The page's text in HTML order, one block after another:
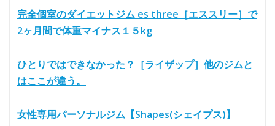
完全個室のダイエットジム es three［エススリー］で
2ヶ月間で体重マイナス１５kg
ひとりではできなかった？［ライザップ］他のジムと
はここが違う。
女性専用パーソナルジム【Shapes(シェイプス)】